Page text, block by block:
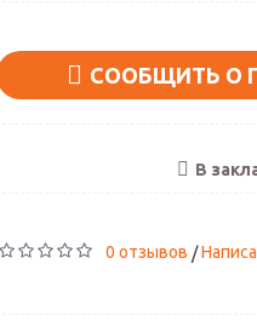
СООБЩИТЬ О
В
0 отзывов /